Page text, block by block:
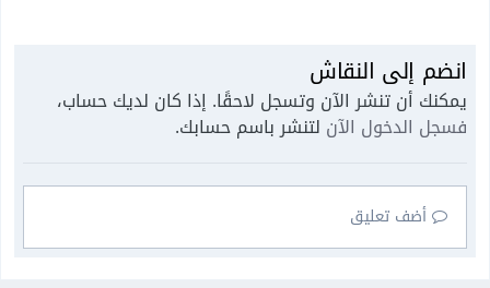
انضم إلى النقاش
يمكنك أن تنشر الآن وتسجل لاحقًا. إذا كان لديك حساب،
فسجل الدخول الآن لتنشر باسم حسابك.
أضف تعليق